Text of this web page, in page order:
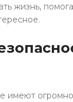
жизнь,
имеют